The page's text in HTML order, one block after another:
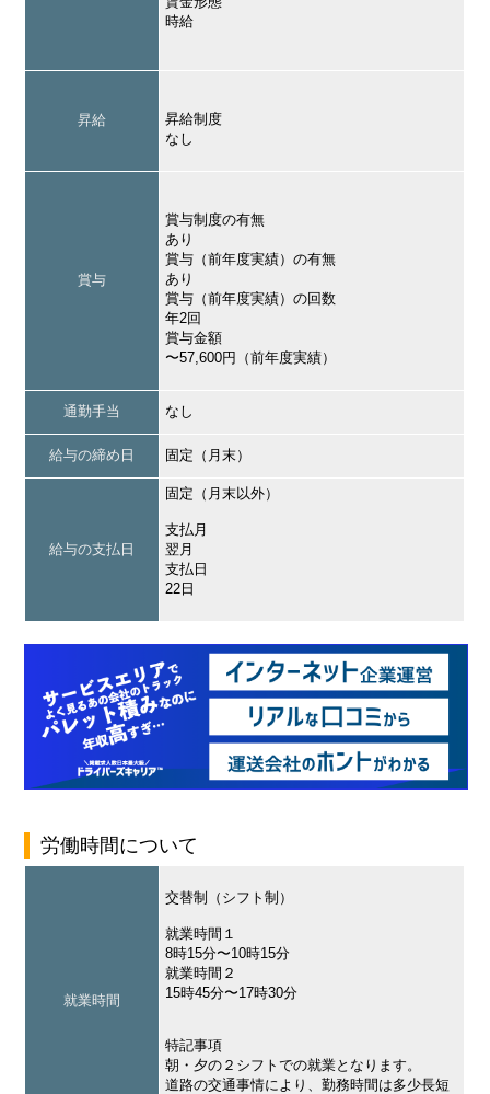
時給
昇給
昇給制度
なし
賞与
賞与制度の有無
あり
賞与（前年度実績）の有無
あり
賞与（前年度実績）の回数
年2回
賞与金額
〜57,600円（前年度実績）
通勤手当 なし
給与の締め日 固定（月末）
給与の支払日
固定（月末以外）
支払月
翌月
支払日
22日
労働時間について
就業時間
交替制（シフト制）
就業時間１
8時15分〜10時15分
就業時間２
15時45分〜17時30分
特記事項
朝・夕の２シフトでの就業となります。
道路の交通事情により、勤務時間は多少長短